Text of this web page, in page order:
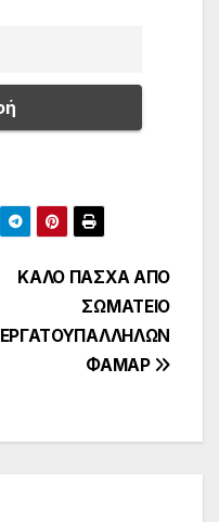
ΚΑΛΟ ΠΑΣΧΑ ΑΠΟ
ΣΩΜΑΤΕΙΟ
ΕΡΓΑΤΟΥΠΑΛΛΗΛΩΝ
ΦΑΜΑΡ